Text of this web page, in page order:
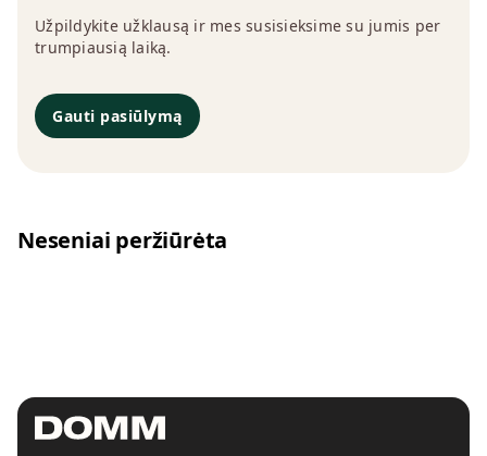
Užpildykite užklausą ir mes susisieksime su jumis per
trumpiausią laiką.
Gauti pasiūlymą
Neseniai peržiūrėta